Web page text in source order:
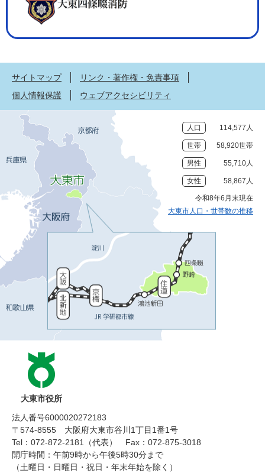
サイトマップ
リンク・著作権・免責事項
個人情報保護
ウェブアクセシビリティ
人口 114,577人
世帯 58,920世帯
男性 55,710人
女性 58,867人
令和8年6月末現在
大東市人口・世帯数の推移
大東市役所
法人番号6000020272183
〒574-8555 大阪府大東市谷川1丁目1番1号
Tel：072-872-2181（代表）
Fax：072-875-3018
開庁時間：午前9時から午後5時30分まで
（土曜日・日曜日・祝日・年末年始を除く）